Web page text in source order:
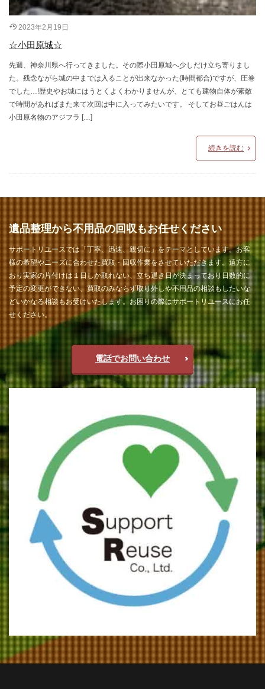
2023年2月19日
☆小田原城☆
先週、神奈川県へ行ってきました。その際小田原城へ少しだけ立ち寄りまし
た。残念ながら城の中までは入ることが出来なかった(時間都合)ですが、圧巻
でした…!歴史やお城にはうとくよくわかりませんが、とても建物自体が素敵
で時間があればまた来て次回は中に入ってみたいです。 そしてお昼ごはんは
小田原名物のアジフラ […]
続きを読む
遺品整理から不用品の回収もお任せください
サポートリユースでは「丁寧、迅速、親切に」をテーマとしています。お客
様の希望やニーズに合わせた買取・回収作業をさせていただきます。遠方に
おり実家の片付けは１日しか取れない、立ち退き日が決まっており日数的に
予定の変更ができない、買取のみならず取り外しや不用品の相談もしたいな
どいかなる相談もお受けいたします。お困りの際はサポートリユースにお任
せください。
電話でお問い合わせ